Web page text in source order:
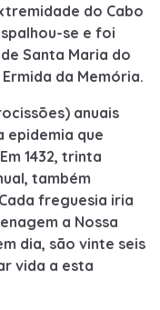
do Cabo
se e foi
Santa Maria do
da Memória.
anuais
epidemia que
1432, trinta
também
Cada freguesia iria
a Nossa
dia, são vinte seis
vida a esta